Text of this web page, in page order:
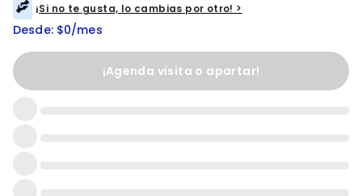
¡Si no te gusta, lo cambias por otro! >
Desde: $0/mes
¡Agenda visita o apartar!